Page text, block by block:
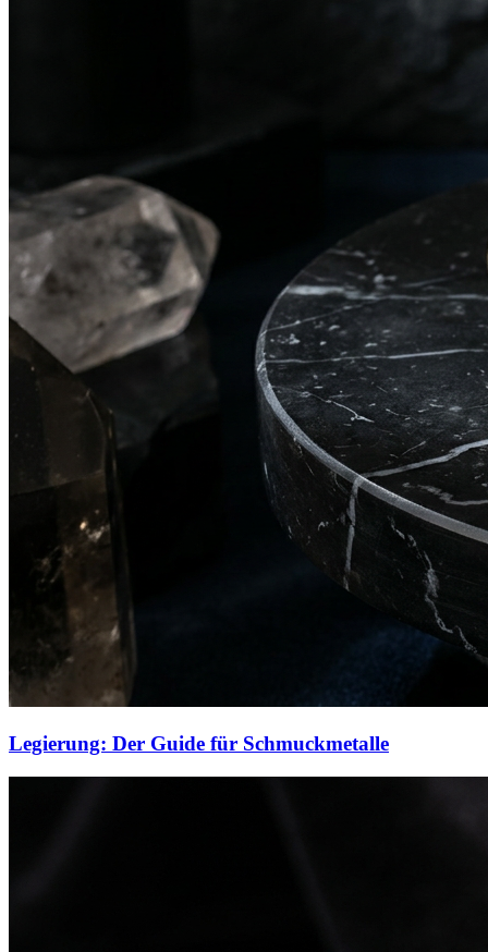
Legierung: Der Guide für Schmuckmetalle